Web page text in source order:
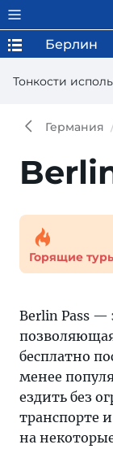
Тонкости
Берлин
Германия
Горящие
Berlin Pass —
бесплатно
менее
ездить без
транспорте
на